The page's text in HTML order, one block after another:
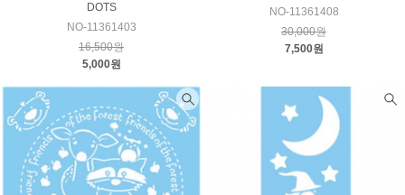
DOTS
NO-11361403
16,500원
5,000원
NO-11361408
30,000원
7,500원